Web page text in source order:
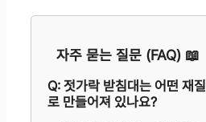
자주 묻는 질문 (FAQ) 📖
Q: 젓가락 받침대는 어떤 재질
로 만들어져 있나요?